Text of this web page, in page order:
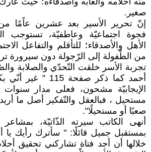
صغير.
إنّ تحرير الأسير بعد عشرين عاًمًا
فجوة اجتماعيّة وعاطفيّة، تستوجب
الأهل والأصدقاء؛ للتأقلم والتفاعل
من الطّفولة إلى الرّجولة دون سيرورة
تجربة الأسر خلقت التّحدّي والصلابة
أحمد كما ذكر صفحة
الإيجابيّة مشحون، فعلى مدار
مستحيل ، فبالعقل والتّفكير أصل ما
صعبًا أو مستحيلًا".
أنهى الكاتب سيرته الذّاتيّة، بمشاعر
بمستقبل جميل قائلًا: " سأترك رأيك
خلالها أن أجد فتاة تشاركني تحقيق